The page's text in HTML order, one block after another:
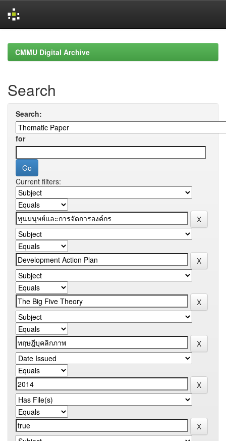
navigationCMMU Digital Archive
Search
Search:
for
Current filters: